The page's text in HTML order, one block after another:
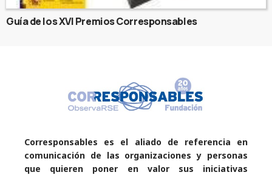
Guía de los XVI Premios Corresponsables
Corresponsables es el aliado de referencia en
comunicación de las organizaciones y personas
que quieren poner en valor sus iniciativas